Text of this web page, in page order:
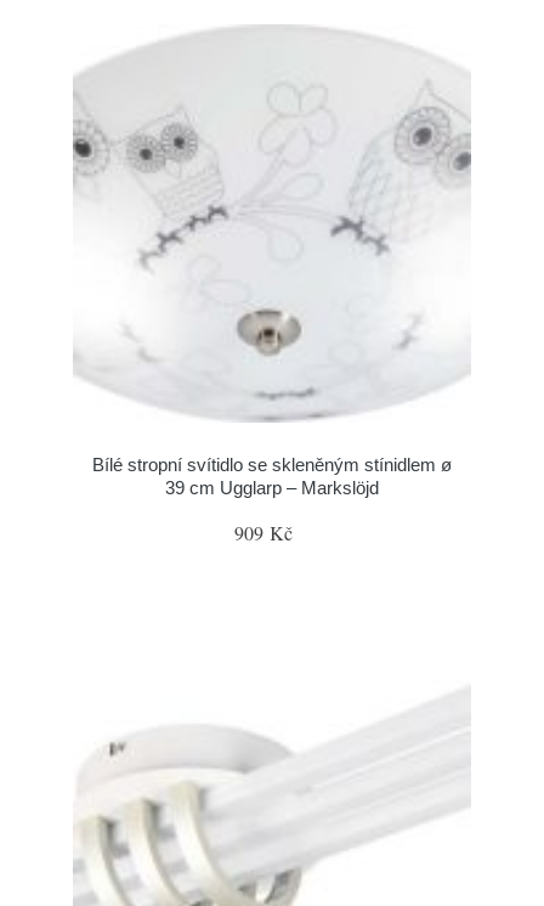
Bílé stropní svítidlo se skleněným stínidlem ø
39 cm Ugglarp – Markslöjd
909 Kč